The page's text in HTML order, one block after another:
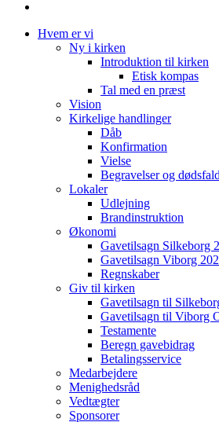
Hvem er vi
Ny i kirken
Introduktion til kirken
Etisk kompas
Tal med en præst
Vision
Kirkelige handlinger
Dåb
Konfirmation
Vielse
Begravelser og dødsfald
Lokaler
Udlejning
Brandinstruktion
Økonomi
Gavetilsagn Silkeborg
Gavetilsagn Viborg
Regnskaber
Giv til kirken
Gavetilsagn til
Gavetilsagn til Viborg
Testamente
Beregn gavebidrag
Betalingsservice
Medarbejdere
Menighedsråd
Vedtægter
Sponsorer